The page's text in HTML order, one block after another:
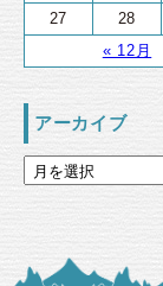
« 12月
27
28
アーカイブ